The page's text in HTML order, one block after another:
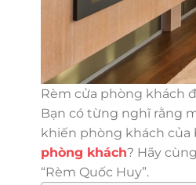
Rèm cửa phòng khách
Bạn có từng nghĩ rằng
khiến phòng khách của
phòng khách? Hãy
“Rèm Quốc Huy”.